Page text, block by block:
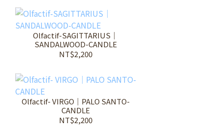
Olfactif-SAGITTARIUS｜
SANDALWOOD-CANDLE
NT$2,200
Olfactif- VIRGO｜PALO SANTO-
CANDLE
NT$2,200